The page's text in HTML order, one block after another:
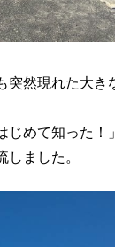
然現れた大き
じめて知った
ました。